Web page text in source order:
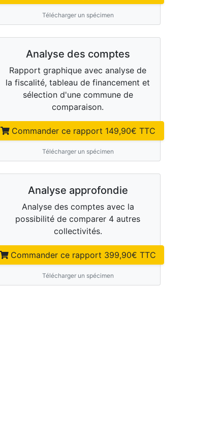
Télécharger un spécimen
Analyse des comptes
Rapport graphique avec analyse de
la fiscalité, tableau de financement et
sélection d'une commune de
comparaison.
Commander ce rapport 149,90€ TTC
Télécharger un spécimen
Analyse approfondie
Analyse des comptes avec la
possibilité de comparer 4 autres
collectivités.
Commander ce rapport 399,90€ TTC
Télécharger un spécimen